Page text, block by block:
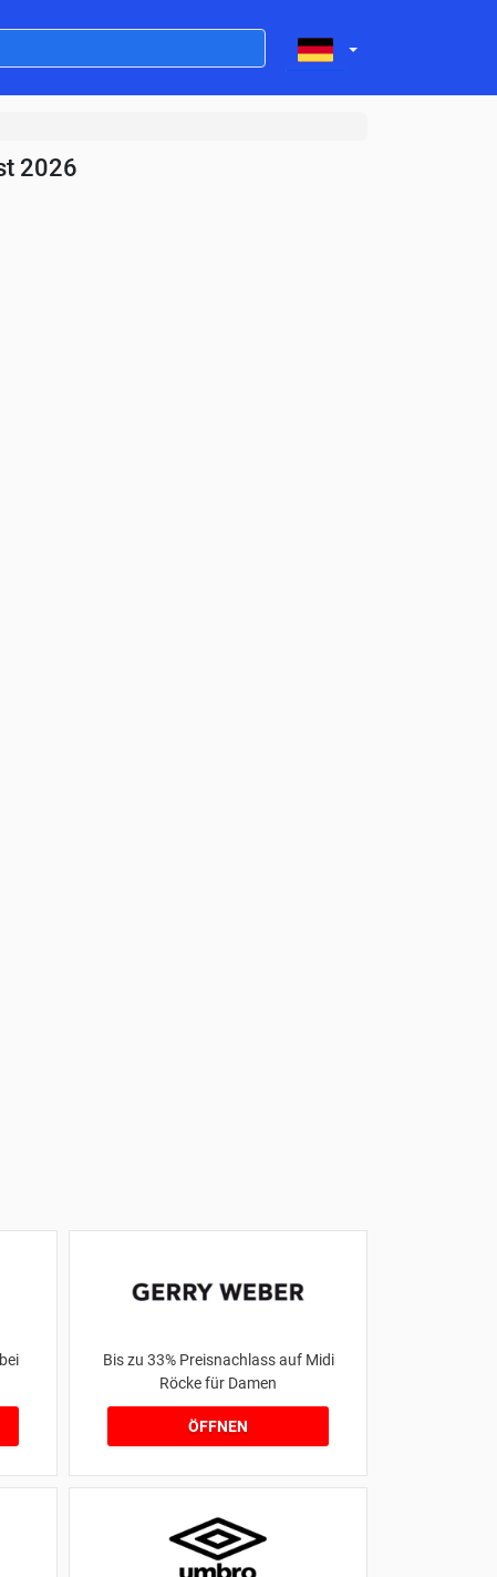
2026
Bis zu 33% Preisnachlass auf Midi
Röcke für Damen
ÖFFNEN